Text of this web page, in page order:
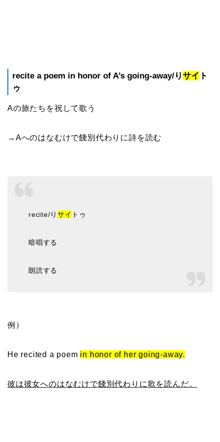
recite a poem in honor of A’s going-away/りサイ ト
ゥ
Aの旅たちを祝して歌う
→Aへのはなむけで餞別代わりに詩を読む
recite/り サイ トゥ
暗唱する
朗読する
例）
He recited a poem in honor of her going-away.
彼は彼女へのはなむけで餞別代わりに歌を読んだ。